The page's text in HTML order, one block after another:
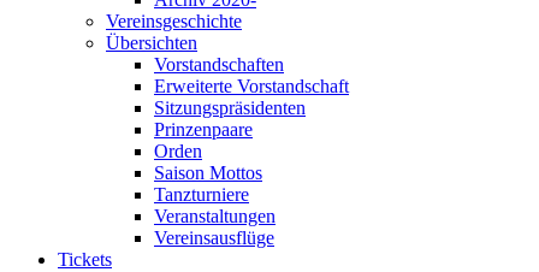
Vereinsgeschichte
Übersichten
Vorstandschaften
Erweiterte Vorstandschaft
Sitzungspräsidenten
Prinzenpaare
Orden
Saison Mottos
Tanzturniere
Veranstaltungen
Vereinsausflüge
Tickets